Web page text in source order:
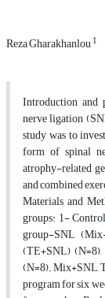
Reza Gharakhanlou1
Introduction and
nerve ligation
study was to
form of spinal
atrophy-related
and combined
Materials and
groups: 1-
group-SNL
(TE+SNL)
(N=8). Mix+SNL,
program for six